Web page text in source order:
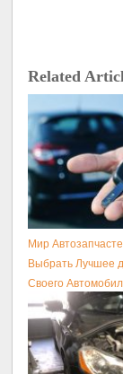
Related
Мир
Выбрать Лучшее
Своего